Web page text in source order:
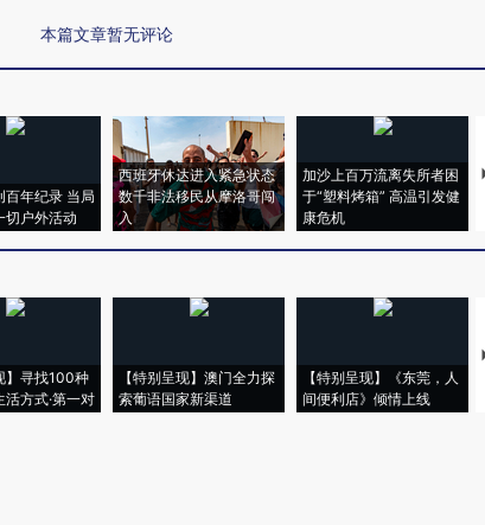
本篇文章暂无评论
百年纪录 当局
切户外活动
西班牙休达进入紧急状态
数千非法移民从摩洛哥闯
入
加沙上百万流离失所者困
于“塑料烤箱” 高温引发健
康危机
】寻找100种
方式·第一对
【特别呈现】澳门全力探
索葡语国家新渠道
【特别呈现】《东莞，人
间便利店》倾情上线